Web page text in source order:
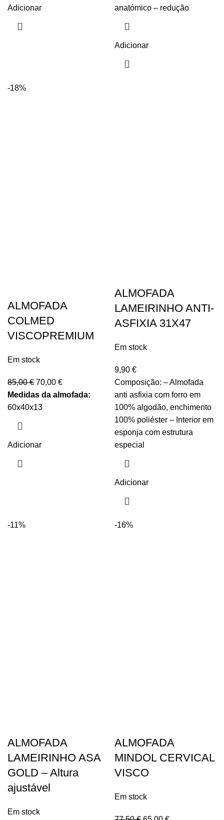
Adicionar
anatómico – redução
Adicionar
-18%
ALMOFADA
COLMED
VISCOPREMIUM
Em stock
85,00€ 70,00 €
Medidas da almofada:
60x40x13
Adicionar
ALMOFADA
LAMEIRINHO ANTI-
ASFIXIA 31X47
Em stock
9,90 €
Composição: – Almofada
anti asfixia com forro em
100% algodão, enchimento
100% poliéster – Interior em
esponja com estrutura
especial
Adicionar
-11%
ALMOFADA
LAMEIRINHO ASA
GOLD – Altura
ajustável
Em stock
-16%
ALMOFADA
MINDOL CERVICAL
VISCO
Em stock